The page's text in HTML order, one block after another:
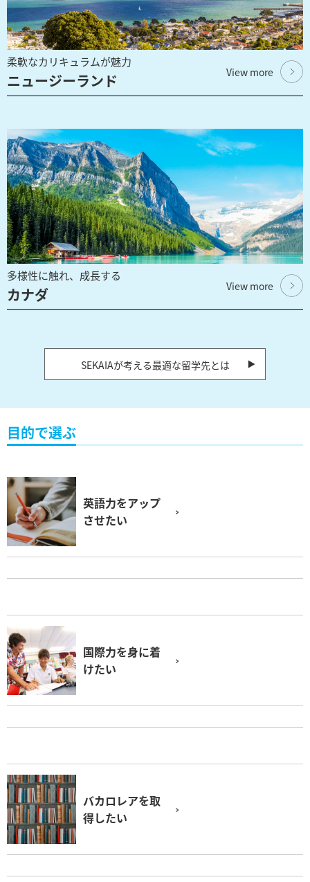
柔軟なカリキュラムが魅力
ニュージーランド View more
多様性に触れ、成長する
カナダ View more
SEKAIAが考える最適な留学先とは
目的で選ぶ
英語力をアップ
させたい
国際力を身に着
けたい
バカロレアを取
得したい